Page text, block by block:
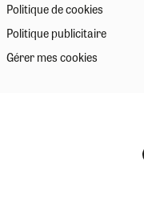
Politique de cookies
Politique publicitaire
Gérer mes cookies